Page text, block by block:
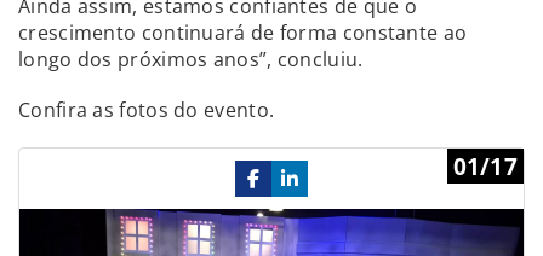
Ainda assim, estamos confiantes de que o
crescimento continuará de forma constante ao
longo dos próximos anos”, concluiu.
Confira as fotos do evento.
01/17
Previous